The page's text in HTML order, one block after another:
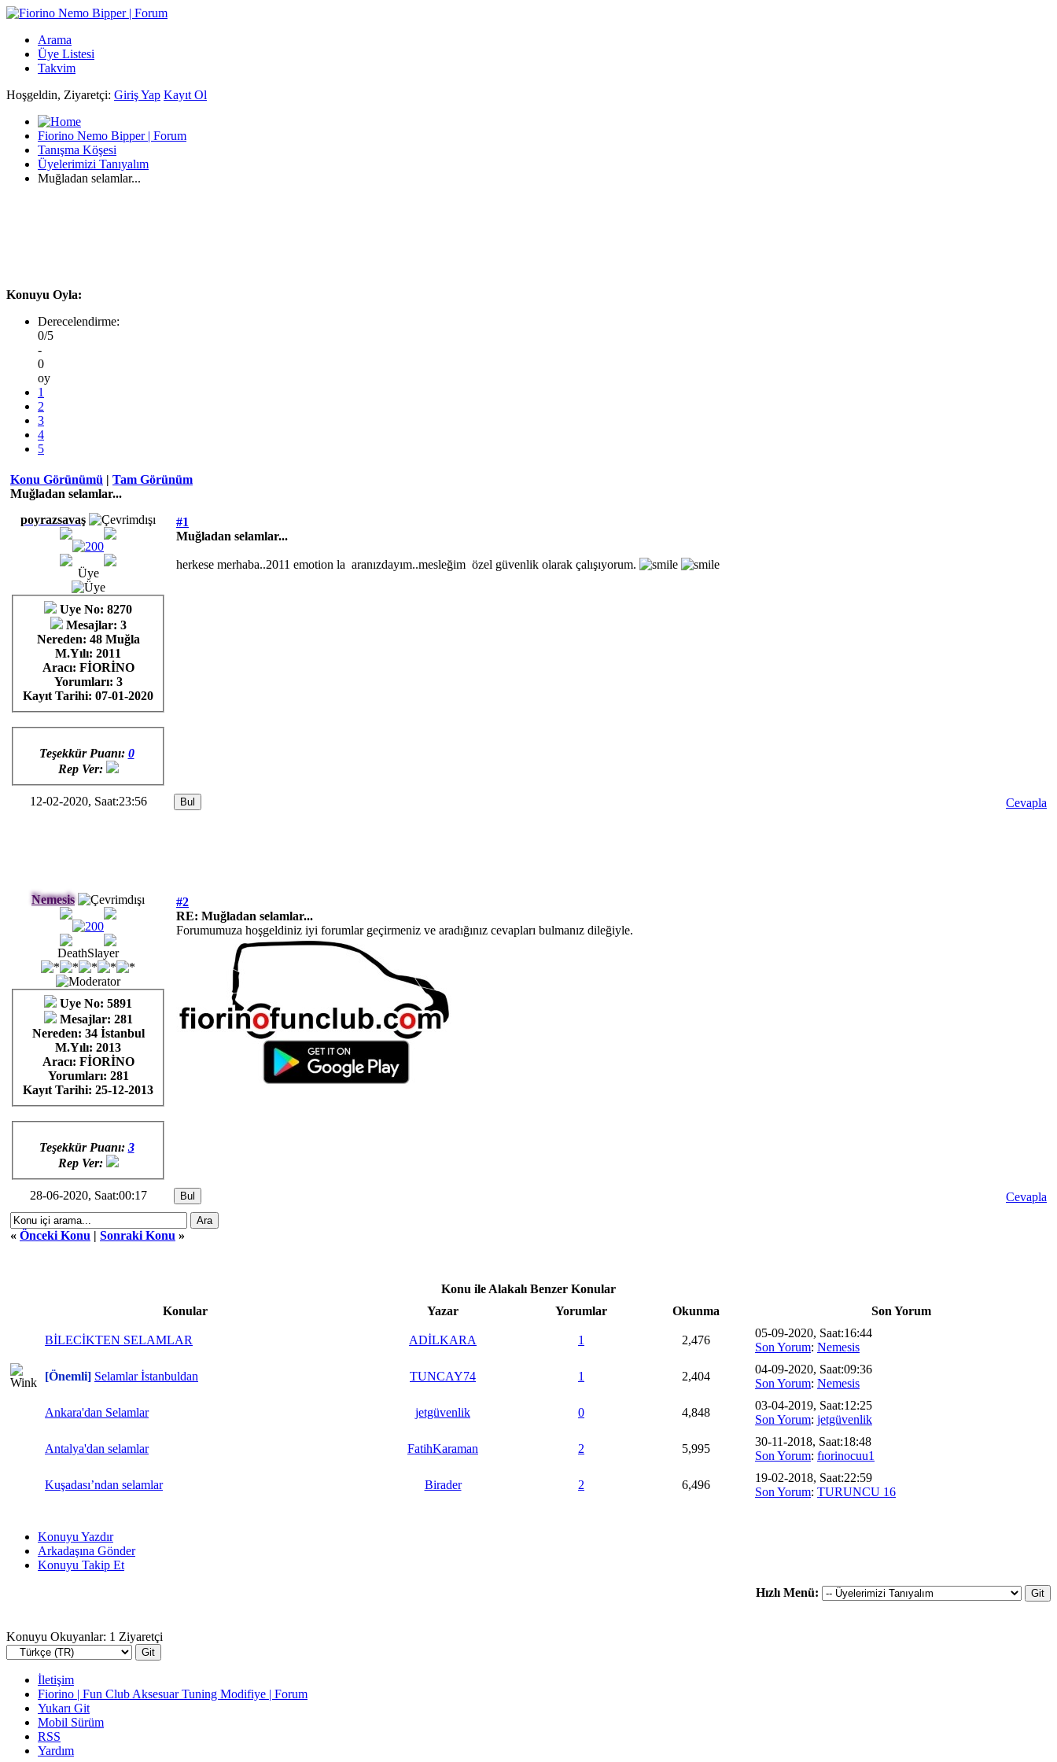
Arama
Üye Listesi
Takvim
Hoşgeldin, Ziyaretçi: Giriş Yap Kayıt Ol
Fiorino Nemo Bipper | Forum
Tanışma Köşesi
Üyelerimizi Tanıyalım
Muğladan selamlar...
Konuyu Oyla:
Derecelendirme:
0/5
-
0
oy
1
2
3
4
5
Konu Görünümü | Tam Görünüm
Muğladan selamlar...
poyrazsavaş
Üye
Uye No: 8270
Mesajlar: 3
Nereden: 48 Muğla
M.Yılı: 2011
Aracı: FİORİNO
Yorumları: 3
Kayıt Tarihi: 07-01-2020
Teşekkür Puanı: 0
Rep Ver:
#1
Muğladan selamlar...
herkese merhaba..2011 emotion la aranızdayım..mesleğim özel güvenlik olarak çalışıyorum.
12-02-2020, Saat:23:56 Cevapla
Nemesis
DeathSlayer
Uye No: 5891
Mesajlar: 281
Nereden: 34 İstanbul
M.Yılı: 2013
Aracı: FİORİNO
Yorumları: 281
Kayıt Tarihi: 25-12-2013
Teşekkür Puanı: 3
Rep Ver:
#2
RE: Muğladan selamlar...
Forumumuza hoşgeldiniz iyi forumlar geçirmeniz ve aradığınız cevapları bulmanız dileğiyle.
28-06-2020, Saat:00:17 Cevapla
« Önceki Konu | Sonraki Konu »
Konu ile Alakalı Benzer Konular
Konular
Yazar Yorumlar Okunma Son Yorum
BİLECİKTEN SELAMLAR ADİLKARA 1 2,476
05-09-2020, Saat:16:44
Son Yorum: Nemesis
[Önemli] Selamlar İstanbuldan TUNCAY74 1 2,404
04-09-2020, Saat:09:36
Son Yorum: Nemesis
Ankara'dan Selamlar jetgüvenlik 0 4,848
03-04-2019, Saat:12:25
Son Yorum: jetgüvenlik
Antalya'dan selamlar FatihKaraman 2 5,995
30-11-2018, Saat:18:48
Son Yorum: fıorinocuu1
Kuşadası’ndan selamlar Birader 2 6,496
19-02-2018, Saat:22:59
Son Yorum: TURUNCU 16
Konuyu Yazdır
Arkadaşına Gönder
Konuyu Takip Et
Hızlı Menü:
Konuyu Okuyanlar: 1 Ziyaretçi
İletişim
Fiorino | Fun Club Aksesuar Tuning Modifiye | Forum
Yukarı Git
Mobil Sürüm
RSS
Yardım